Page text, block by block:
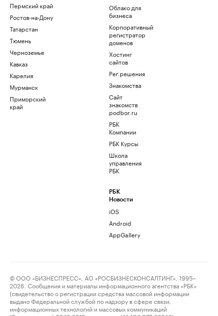
Пермский край
Ростов-на-Дону
Татарстан
Тюмень
Черноземье
Кавказ
Карелия
Мурманск
Приморский
край
Облако для
бизнеса
Корпоративный
регистратор
доменов
Хостинг
сайтов
Рег.решения
Знакомства
Сайт
знакомств
podbor.ru
РБК
Компании
РБК Курсы
Школа
управления
РБК
РБК
Новости
iOS
Android
AppGallery
© ООО «БИЗНЕСПРЕСС», АО «РОСБИЗНЕСКОНСАЛТИНГ», 1995–
2026. Сообщения и материалы информационного агентства «РБК»
(свидетельство о регистрации средства массовой информации
выдано Федеральной службой по надзору в сфере связи,
информационных технологий и массовых коммуникаций